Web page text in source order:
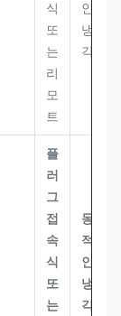
식
또
는
리
모
트
인
냉
각
플
러
그
접
속
식
또
는
동
적
인
냉
각